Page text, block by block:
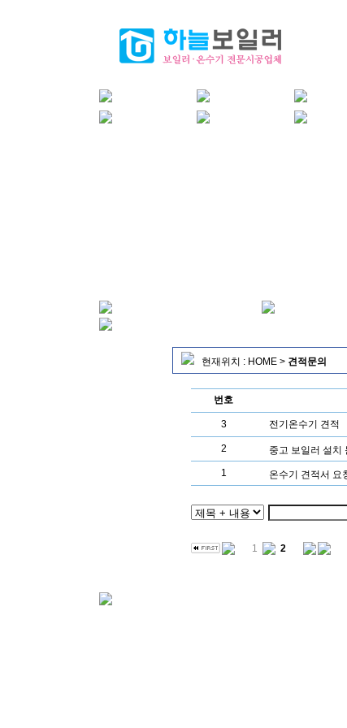
현재위치 : HOME > 견적문의
번호
3 전기온수기 견적
2 중고 보일러 설치
1 온수기 견적서 요
1 2